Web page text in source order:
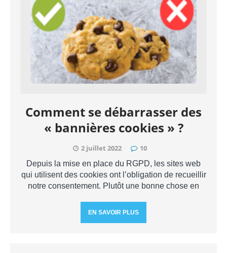
Comment se débarrasser des
« bannières cookies » ?
2 juillet 2022 10
Depuis la mise en place du RGPD, les sites web
qui utilisent des cookies ont l’obligation de recueillir
notre consentement. Plutôt une bonne chose en
EN SAVOIR PLUS